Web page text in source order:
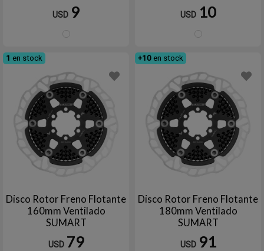
USD 9 USD 10
1 en stock
Disco Rotor Freno Flotante
160mm Ventilado
SUMART
USD 79
+10 en stock
Disco Rotor Freno Flotante
180mm Ventilado
SUMART
USD 91